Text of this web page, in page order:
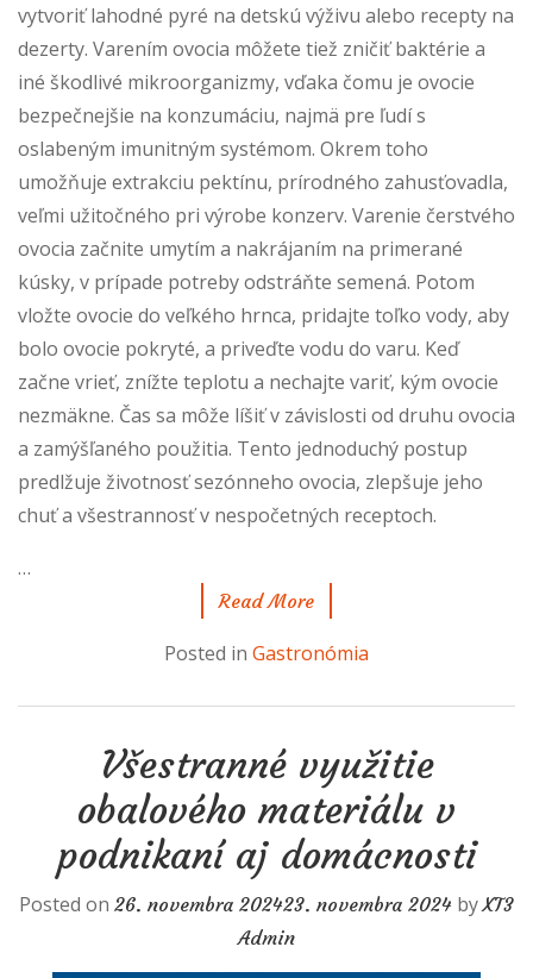
vytvoriť lahodné pyré na detskú výživu alebo recepty na
dezerty. Varením ovocia môžete tiež zničiť baktérie a
iné škodlivé mikroorganizmy, vďaka čomu je ovocie
bezpečnejšie na konzumáciu, najmä pre ľudí s
oslabeným imunitným systémom. Okrem toho
umožňuje extrakciu pektínu, prírodného zahusťovadla,
veľmi užitočného pri výrobe konzerv. Varenie čerstvého
ovocia začnite umytím a nakrájaním na primerané
kúsky, v prípade potreby odstráňte semená. Potom
vložte ovocie do veľkého hrnca, pridajte toľko vody, aby
bolo ovocie pokryté, a priveďte vodu do varu. Keď
začne vrieť, znížte teplotu a nechajte variť, kým ovocie
nezmäkne. Čas sa môže líšiť v závislosti od druhu ovocia
a zamýšľaného použitia. Tento jednoduchý postup
predlžuje životnosť sezónneho ovocia, zlepšuje jeho
chuť a všestrannosť v nespočetných receptoch.
…
Read More
Posted in Gastronómia
Všestranné využitie
obalového materiálu v
podnikaní aj domácnosti
Posted on 26. novembra 202423. novembra 2024 byXT3
Admin